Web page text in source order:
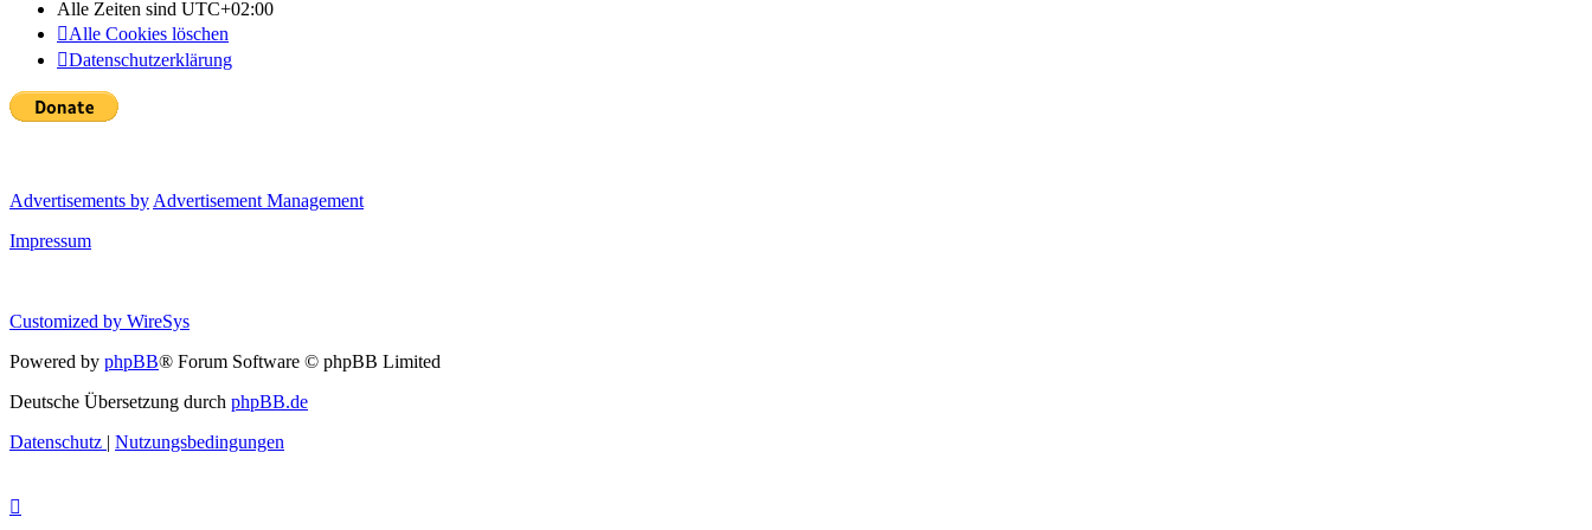
Alle Zeiten sind UTC+02:00
Alle Cookies löschen
Datenschutzerklärung
Advertisements byAdvertisement Management
Impressum
Customized by WireSys
Powered by phpBB® Forum Software © phpBB Limited
Deutsche Übersetzung durch phpBB.de
Datenschutz | Nutzungsbedingungen